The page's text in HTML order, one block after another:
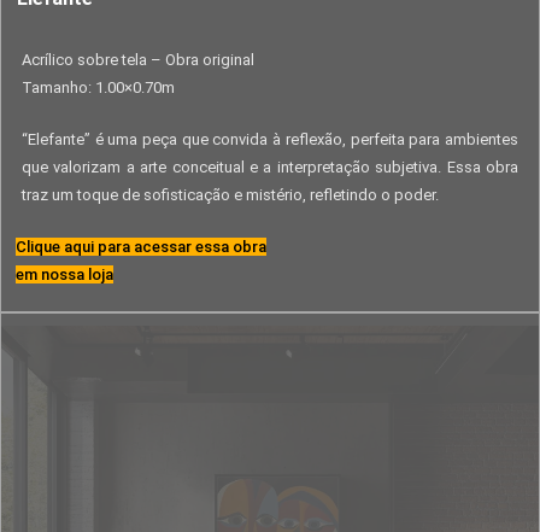
Acrílico sobre tela – Obra original
Tamanho: 1.00×0.70m
“Elefante” é uma peça que convida à reflexão, perfeita para ambientes
que valorizam a arte conceitual e a interpretação subjetiva. Essa obra
traz um toque de sofisticação e mistério, refletindo o poder.
Clique aqui para acessar essa obra
em nossa loja